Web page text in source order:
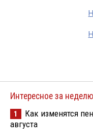
Интересное за неделю
1
Как изменятся
августа